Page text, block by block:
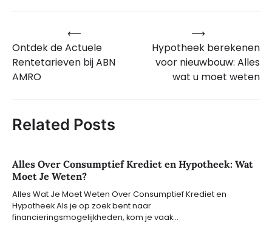
navigatie
⟵
Ontdek de Actuele
Rentetarieven bij ABN
AMRO
Hypotheek berekenen
voor nieuwbouw: Alles
wat u moet weten
⟶
Related Posts
Alles Over Consumptief Krediet en Hypotheek: Wat
Moet Je Weten?
Alles Wat Je Moet Weten Over Consumptief Krediet en
Hypotheek Als je op zoek bent naar
financieringsmogelijkheden, kom je vaak…